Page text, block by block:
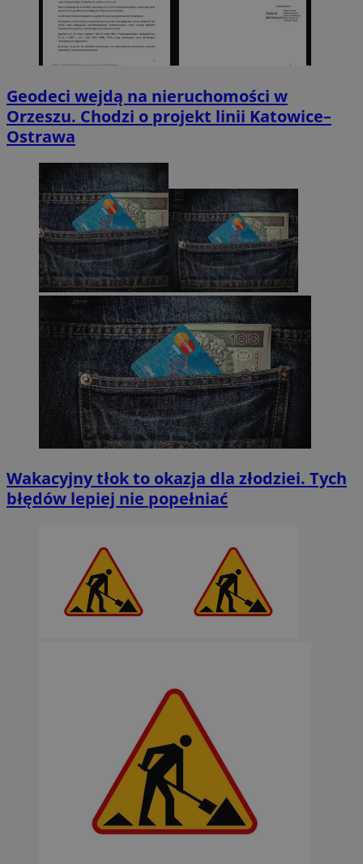
Geodeci wejdą na nieruchomości w
Orzeszu. Chodzi o projekt linii Katowice–
Ostrawa
Wakacyjny tłok to okazja dla złodziei. Tych
błędów lepiej nie popełniać